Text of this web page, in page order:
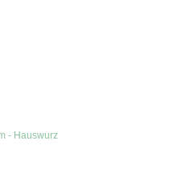
- Hauswurz